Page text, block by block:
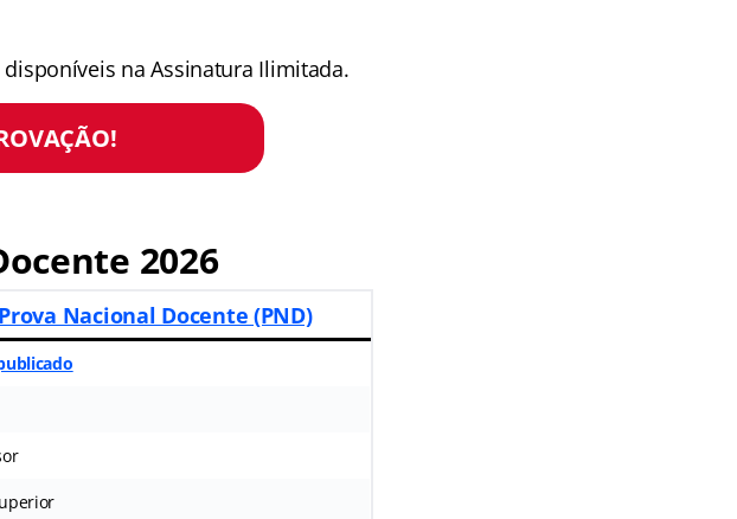
disponíveis na Assinatura Ilimitada.
2026
Prova Nacional Docente (PND)